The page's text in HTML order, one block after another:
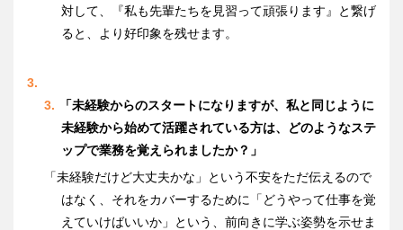
対して、『私も先輩たちを見習って頑張ります』と繋げ
ると、より好印象を残せます。
「未経験からのスタートになりますが、私と同じように
未経験から始めて活躍されている方は、どのようなステ
ップで業務を覚えられましたか？」
「未経験だけど大丈夫かな」という不安をただ伝えるので
はなく、それをカバーするために「どうやって仕事を覚
えていけばいいか」という、前向きに学ぶ姿勢を示せま